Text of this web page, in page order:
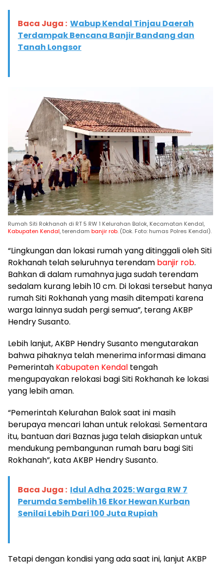
Baca Juga : Wabup Kendal Tinjau Daerah
Terdampak Bencana Banjir Bandang dan
Tanah Longsor
Rumah Siti Rokhanah di RT 5 RW 1 Kelurahan Balok, Kecamatan Kendal,
Kabupaten Kendal, terendam banjir rob. (Dok. Foto: humas Polres Kendal).
“Lingkungan dan lokasi rumah yang ditinggali oleh Siti
Rokhanah telah seluruhnya terendam banjir rob.
Bahkan di dalam rumahnya juga sudah terendam
sedalam kurang lebih 10 cm. Di lokasi tersebut hanya
rumah Siti Rokhanah yang masih ditempati karena
warga lainnya sudah pergi semua”, terang AKBP
Hendry Susanto.
Lebih lanjut, AKBP Hendry Susanto mengutarakan
bahwa pihaknya telah menerima informasi dimana
Pemerintah Kabupaten Kendal tengah
mengupayakan relokasi bagi Siti Rokhanah ke lokasi
yang lebih aman.
“Pemerintah Kelurahan Balok saat ini masih
berupaya mencari lahan untuk relokasi. Sementara
itu, bantuan dari Baznas juga telah disiapkan untuk
mendukung pembangunan rumah baru bagi Siti
Rokhanah”, kata AKBP Hendry Susanto.
Baca Juga : Idul Adha 2025: Warga RW 7
Perumda Sembelih 16 Ekor Hewan Kurban
Senilai Lebih Dari 100 Juta Rupiah
Tetapi dengan kondisi yang ada saat ini, lanjut AKBP